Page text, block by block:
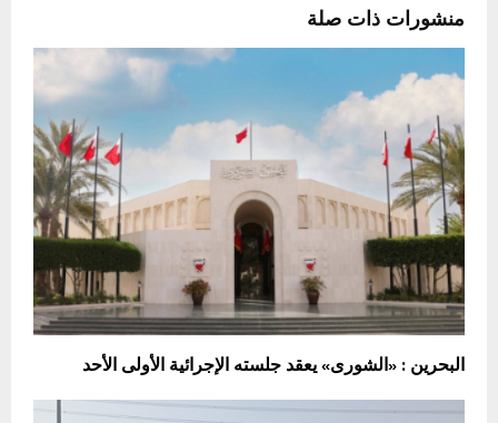
منشورات ذات صلة
البحرين : «الشورى» يعقد جلسته الإجرائية الأولى الأحد